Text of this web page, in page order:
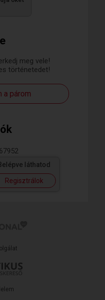
meg vele!
történetedet!
a párom
láthatod
Regisztrálok